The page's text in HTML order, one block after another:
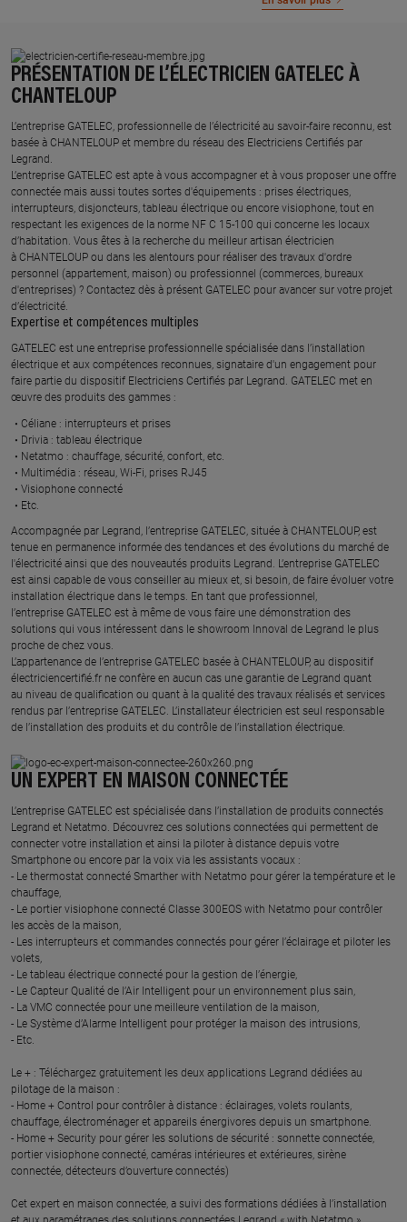
PRÉSENTATION DE L’ÉLECTRICIEN GATELEC À
CHANTELOUP
L’entreprise GATELEC, professionnelle de l’électricité au savoir-faire reconnu, est
basée à CHANTELOUP et membre du réseau des Electriciens Certifiés par
Legrand.​
L’entreprise GATELEC est apte à vous accompagner et à vous proposer une offre
connectée mais aussi toutes sortes d'équipements : prises électriques,
interrupteurs, disjoncteurs, tableau électrique ou encore visiophone, tout en
respectant les exigences de la norme NF C 15-100 qui concerne les locaux
d’habitation. Vous êtes à la recherche du meilleur artisan électricien
à CHANTELOUP ou dans les alentours pour réaliser des travaux d'ordre
personnel (appartement, maison) ou professionnel (commerces, bureaux
d'entreprises) ? Contactez dès à présent GATELEC pour avancer sur votre projet
d’électricité.
Expertise et compétences multiples​
​GATELEC est une entreprise professionnelle spécialisée dans l’installation
électrique et aux compétences reconnues, ​signataire d'un engagement pour
faire partie du dispositif Electriciens Certifiés par Legrand​. GATELEC met en
œuvre des produits des gammes : ​
Céliane : interrupteurs et prises ​
Drivia : tableau électrique ​
Netatmo : chauffage, sécurité, confort, etc.​
Multimédia : réseau, Wi-Fi, prises RJ45​
Visiophone connecté​
Etc.​
​Accompagnée par Legrand, l’entreprise GATELEC, située à CHANTELOUP, est
tenue en permanence informée des tendances et des évolutions du marché de
l'électricité ainsi que des nouveautés produits Legrand. L’entreprise GATELEC
est ainsi capable de vous conseiller au mieux et, si besoin, de faire évoluer votre
installation électrique dans le temps. En tant que professionnel,
l’entreprise GATELEC est à même de vous faire une démonstration des
solutions qui vous intéressent dans le showroom Innoval de Legrand le plus
proche de chez vous.​
L’appartenance de l’entreprise GATELEC basée à CHANTELOUP, au dispositif
électriciencertifié.fr ne confère en aucun cas une garantie de Legrand quant
au niveau de qualification ou quant à la qualité des travaux réalisés et services
rendus par l’entreprise GATELEC. L’installateur électricien est seul responsable
de l’installation des produits et du contrôle de l’installation électrique.
UN EXPERT EN MAISON CONNECTÉE
L’entreprise GATELEC est spécialisée dans l’installation de produits connectés
Legrand et Netatmo. Découvrez ces solutions connectées qui permettent de
connecter votre installation et ainsi la piloter à distance depuis votre
Smartphone ou encore par la voix via les assistants vocaux :
- Le thermostat connecté Smarther with Netatmo pour gérer la température et le
chauffage,
- Le portier visiophone connecté Classe 300EOS with Netatmo pour contrôler
les accès de la maison,
- Les interrupteurs et commandes connectés pour gérer l’éclairage et piloter les
volets,
- Le tableau électrique connecté pour la gestion de l’énergie,
- Le Capteur Qualité de l’Air Intelligent pour un environnement plus sain,
- La VMC connectée pour une meilleure ventilation de la maison,
- Le Système d’Alarme Intelligent pour protéger la maison des intrusions,
- Etc.
Le + : Téléchargez gratuitement les deux applications Legrand dédiées au
pilotage de la maison :
- Home + Control pour contrôler à distance : éclairages, volets roulants,
chauffage, électroménager et appareils énergivores depuis un smartphone.
- Home + Security pour gérer les solutions de sécurité : sonnette connectée,
portier visiophone connecté, caméras intérieures et extérieures, sirène
connectée, détecteurs d’ouverture connectés)
Cet expert en maison connectée, a suivi des formations dédiées à l’installation